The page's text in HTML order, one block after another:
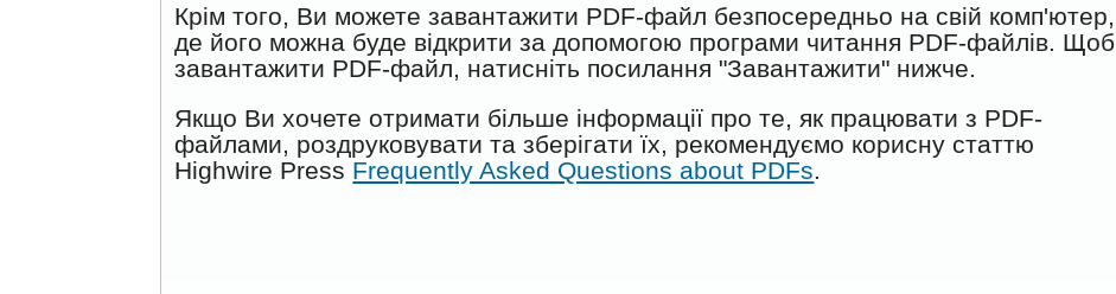
Крім того, Ви можете завантажити PDF-файл безпосередньо на свій комп'ютер,
де його можна буде відкрити за допомогою програми читання PDF-файлів. Щоб
завантажити PDF-файл, натисніть посилання "Завантажити" нижче.
Якщо Ви хочете отримати більше інформації про те, як працювати з PDF-
файлами, роздруковувати та зберігати їх, рекомендуємо корисну статтю
Highwire Press Frequently Asked Questions about PDFs.